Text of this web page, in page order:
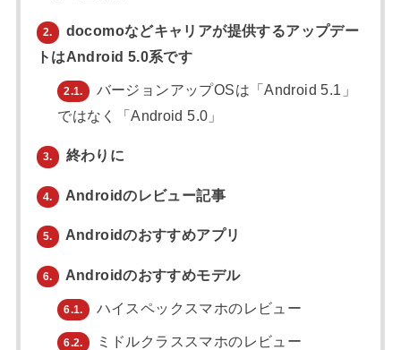
2.
docomoなどキャリアが提供するアップデー
トはAndroid 5.0系です
2.1.
バージョンアップOSは「Android 5.1」
ではなく「Android 5.0」
3. 終わりに
4. Androidのレビュー記事
5. Androidのおすすめアプリ
6. Androidのおすすめモデル
6.1. ハイスペックスマホのレビュー
6.2. ミドルクラススマホのレビュー